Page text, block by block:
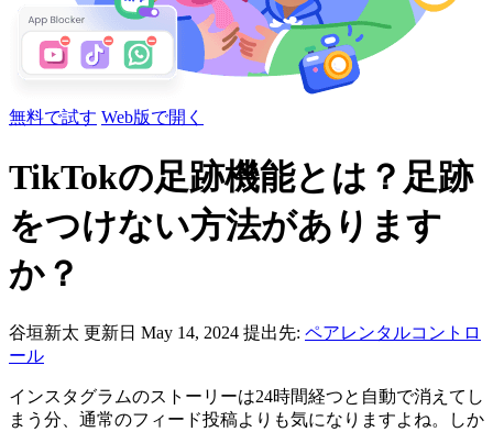
無料で試す Web版で開く
TikTokの足跡機能とは？足跡
をつけない方法があります
か？
谷垣新太 更新日 May 14, 2024 提出先: ペアレンタルコントロ
ール
インスタグラムのストーリーは24時間経つと自動で消えてし
まう分、通常のフィード投稿よりも気になりますよね。しか